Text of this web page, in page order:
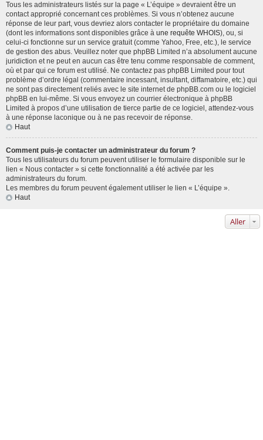
Tous les administrateurs listés sur la page « L’équipe » devraient être un
contact approprié concernant ces problèmes. Si vous n’obtenez aucune
réponse de leur part, vous devriez alors contacter le propriétaire du domaine
(dont les informations sont disponibles grâce à une requête WHOIS), ou, si
celui-ci fonctionne sur un service gratuit (comme Yahoo, Free, etc.), le service
de gestion des abus. Veuillez noter que phpBB Limited n’a absolument aucune
juridiction et ne peut en aucun cas être tenu comme responsable de comment,
où et par qui ce forum est utilisé. Ne contactez pas phpBB Limited pour tout
problème d’ordre légal (commentaire incessant, insultant, diffamatoire, etc.) qui
ne sont pas directement reliés avec le site internet de phpBB.com ou le logiciel
phpBB en lui-même. Si vous envoyez un courrier électronique à phpBB
Limited à propos d’une utilisation de tierce partie de ce logiciel, attendez-vous
à une réponse laconique ou à ne pas recevoir de réponse.
Haut
Comment puis-je contacter un administrateur du forum ?
Tous les utilisateurs du forum peuvent utiliser le formulaire disponible sur le
lien « Nous contacter » si cette fonctionnalité a été activée par les
administrateurs du forum.
Les membres du forum peuvent également utiliser le lien « L’équipe ».
Haut
Aller